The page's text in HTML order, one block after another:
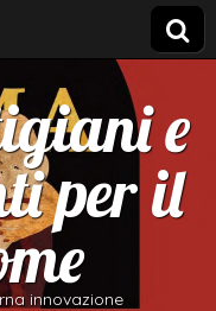
e
per il
innovazione